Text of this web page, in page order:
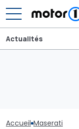
Actualités
Accueil Maserati